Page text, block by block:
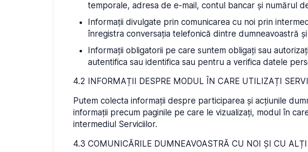
temporale, adresa de e-mail, contul bancar și numărul
Informații divulgate prin comunicarea cu noi prin
înregistra conversația telefonică dintre dumneavoastră
Informații obligatorii pe care suntem obligați sau
autentifica sau identifica sau pentru a verifica datele
4.2 INFORMAȚII DESPRE MODUL ÎN CARE UTILIZAȚI
Putem colecta informații despre participarea și acțiunile
informații precum paginile pe care le vizualizați, modul în
intermediul Serviciilor.
4.3 COMUNICĂRILE DUMNEAVOASTRĂ CU NOI ȘI CU ALȚI